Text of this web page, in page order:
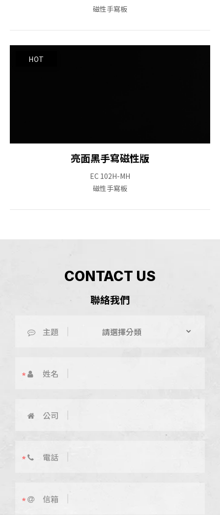
磁性手寫板
亮面黑手寫磁性版
EC 102H-MH
磁性手寫板
CONTACT US
聯絡我們
主題
姓名
公司
電話
信箱